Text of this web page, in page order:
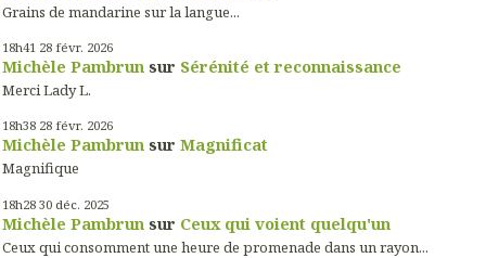
Grains de mandarine sur la langue...
18h41 28 févr. 2026
Michèle Pambrun sur Sérénité et reconnaissance
Merci Lady L.
18h38 28 févr. 2026
Michèle Pambrun sur Magnificat
Magnifique
18h28 30 déc. 2025
Michèle Pambrun sur Ceux qui voient quelqu'un
Ceux qui consomment une heure de promenade dans un rayon...